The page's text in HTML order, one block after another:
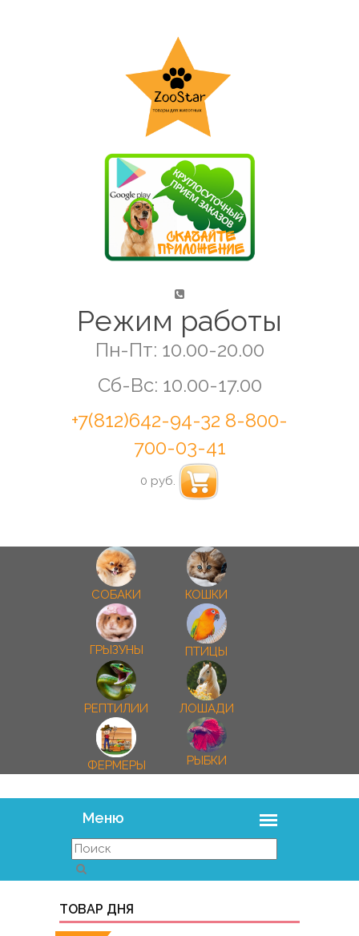
Режим работы
Пн-Пт: 10.00-20.00
Сб-Вс: 10.00-17.00
+7(812)642-94-32 8-800-
700-03-41
0 руб.
СОБАКИ КОШКИ
ГРЫЗУНЫ ПТИЦЫ
РЕПТИЛИИ ЛОШАДИ
ФЕРМЕРЫ РЫБКИ
ТОВАР ДНЯ